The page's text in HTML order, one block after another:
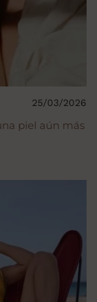
piel aún más
25/03/2026